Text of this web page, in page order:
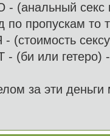
(анальный секс
по пропускам то
(стоимость
- (би или гетеро)
за эти